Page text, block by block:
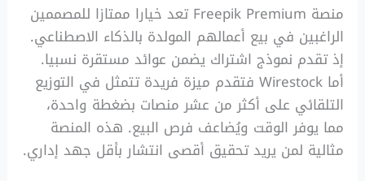
منصة Freepik Premium تعد خيارا ممتازا للمصممين
الراغبين في بيع أعمالهم المولدة بالذكاء الاصطناعي.
إذ تقدم نموذج اشتراك يضمن عوائد مستقرة نسبيا.
أما Wirestock فتقدم ميزة فريدة تتمثل في التوزيع
التلقائي على أكثر من عشر منصات بضغطة واحدة،
مما يوفر الوقت ويُضاعف فرص البيع. هذه المنصة
مثالية لمن يريد تحقيق أقصى انتشار بأقل جهد إداري.